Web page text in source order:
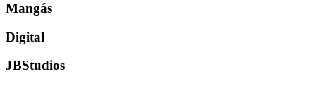
Mangás
Digital
JBStudios